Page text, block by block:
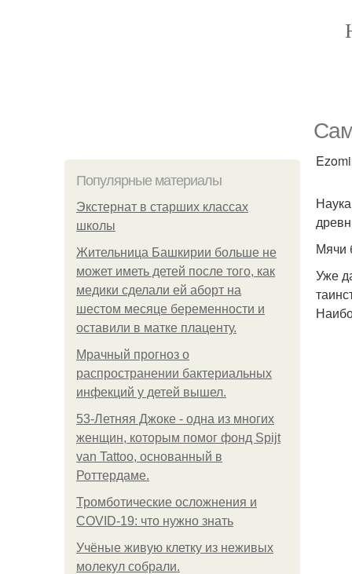
Популярные материалы
Экстернат в старших классах
школы
Жительница Башкирии больше не
может иметь детей после того, как
медики сделали ей аборт на
шестом месяце беременности и
оставили в матке плаценту.
Мрачный прогноз о
распространении бактериальных
инфекций у детей вышел.
53-Летняя Джоке - одна из многих
женщин, которым помог фонд Spijt
van Tattoo, основанный в
Роттердаме.
Тромботические осложнения и
COVID-19: что нужно знать
Учёные живую клетку из неживых
молекул собрали.
Мячи
Уже